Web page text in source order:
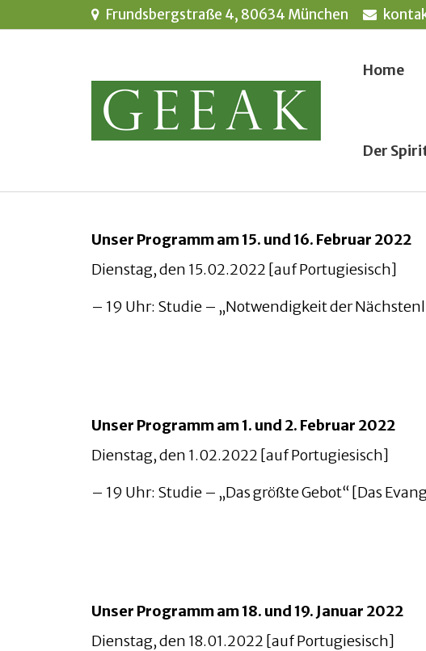
Frundsbergstraße 4, 80634 München
Home
Der
Unser Programm am 15. und 16. Februar 2022
Dienstag, den 15.02.2022 [auf Portugiesisch]
– 19 Uhr: Studie – „Notwendigkeit der
Unser Programm am 1. und 2. Februar 2022
Dienstag, den 1.02.2022 [auf Portugiesisch]
– 19 Uhr: Studie – „Das größte Gebot“ [Das
Unser Programm am 18. und 19. Januar 2022
Dienstag, den 18.01.2022 [auf Portugiesisch]